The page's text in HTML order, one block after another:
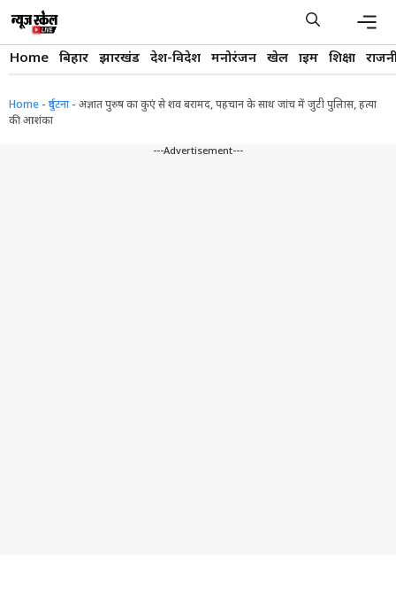
content
Home बिहार झारखंड देश-विदेश मनोरंजन खेल क्राइम शिक्षा
Home - दुर्घटना - अज्ञात पुरुष का कुएं से शव बरामद, पहचान के साथ जांच में जुटी पुलिास, हत्या
की आशंका
---Advertisement---